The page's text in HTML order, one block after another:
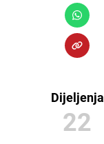
Dijeljenja
22